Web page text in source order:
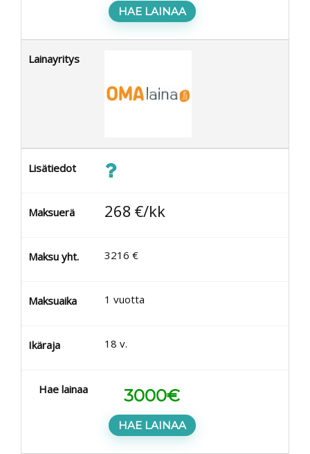
HAE LAINAA
Lainayritys
Lisätiedot
Maksuerä 268 €/kk
Maksu yht. 3216 €
Maksuaika 1 vuotta
Ikäraja 18 v.
Hae lainaa 3000€
HAE LAINAA